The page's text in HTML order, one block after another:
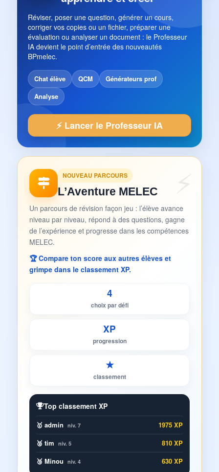
Réviser, poser une question, générer un cours,
corriger vos copies ou un fichier, préparer une
évaluation ou analyser un document : le Professeur
IA devient le point d’entrée des nouveautés
BPmelec.
Chat élève QCM
Générateurs prof
Analyse
⚡ Lancer le Professeur IA
NOUVEAU PARCOURS
L’Aventure MELEC
Un parcours de révision façon jeu : l’élève avance
niveau par niveau, répond à des questions, gagne
de l’expérience et progresse dans les compétences
MELEC.
🏆 Compare ton score aux autres élèves et
grimpe dans le classement XP.
4
choix par défi
XP
progression
★
classement
Top classement XP
🥇 admin niv. 7
1975 XP
🥈 tim niv. 5
810 XP
🥉 Minou niv. 4 630 XP